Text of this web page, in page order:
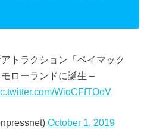
トラクション「ベイマック
ローランドに誕生 –
WioCFfTOoV
October 1, 2019